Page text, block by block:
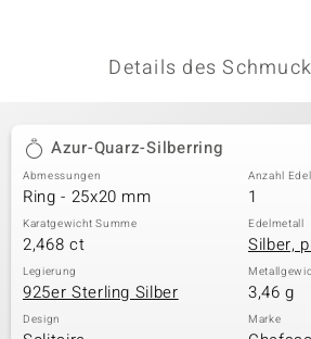
Details des
Azur-Quarz-Silberring
Abmessungen
Ring - 25x20 mm
Anzahl
1
Karatgewicht Summe
2,468 ct
Edelmetall
Silber,
Legierung
925er Sterling Silber 3,46 g
Design Marke